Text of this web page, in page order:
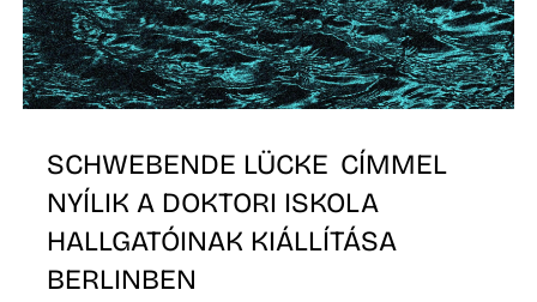
SCHWEBENDE LÜCKE CÍMMEL
NYÍLIK A DOKTORI ISKOLA
HALLGATÓINAK KIÁLLÍTÁSA
BERLINBEN